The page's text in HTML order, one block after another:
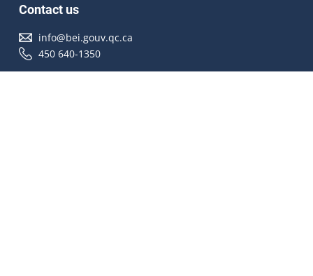
Contact us
info@bei.gouv.qc.ca
450 640-1350